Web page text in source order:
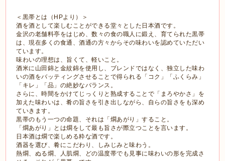
＜黒帯とは（HPより）＞
酒を酒として楽しむことができる堂々とした日本酒です。
金沢の老舗料亭をはじめ、数々の食の職人に鍛え、育てられた黒帯
は、現在多くの食通、酒通の方々からその味わいを認めていただい
ています。
味わいの理想は、旨くて、軽いこと。
酒米に山田錦と金紋錦を使用し、ブレンドではなく、独立した味わ
いの酒をバッティングさせることで得られる「コク」「ふくらみ」
「キレ」「品」の絶妙なバランス。
さらに、時間をかけてじっくりと熟成することで「まろやかさ」を
加えた味わいは、肴の旨さを引き出しながら、自らの旨さをも深め
ていきます。
黒帯のもう一つの命題、それは「燗あがり」すること。
「燗あがり」とは燗をして最も旨さが際立つことを言います。
日本酒は燗で楽しめる粋な酒です。
酒器を選び、肴にこだわり、しみじみと味わう。
熱燗、ぬる燗、人肌燗、どの温度帯でも見事に味わいの形を完成さ